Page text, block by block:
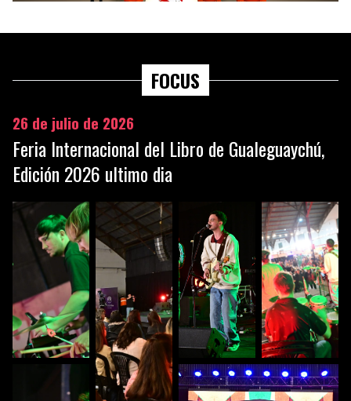
FOCUS
26 de julio de 2026
Feria Internacional del Libro de Gualeguaychú,
Edición 2026 ultimo dia